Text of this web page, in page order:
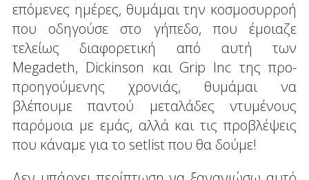
επόμενες ημέρες, θυμάμαι την κοσμοσυρροή
που οδηγούσε στο γήπεδο, που έμοιαζε
τελείως διαφορετική από αυτή των
Megadeth, Dickinson και Grip Inc της προ-
προηγούμενης χρονιάς, θυμάμαι να
βλέπουμε παντού μεταλάδες ντυμένους
παρόμοια με εμάς, αλλά και τις προβλέψεις
που κάναμε για το setlist που θα δούμε!